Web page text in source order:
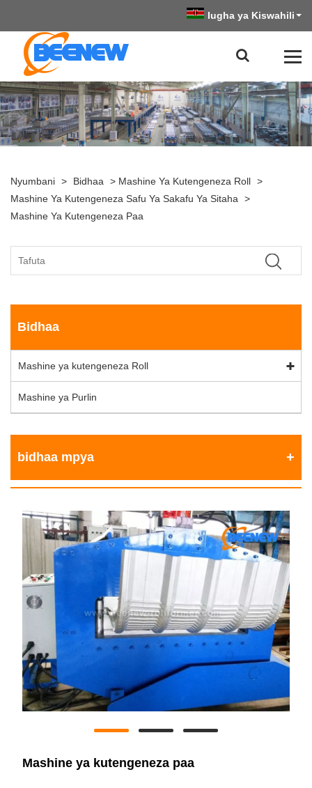
lugha ya Kiswahili
Nyumbani > Bidhaa > Mashine Ya Kutengeneza Roll >
Mashine Ya Kutengeneza Safu Ya Sakafu Ya Sitaha >
Mashine Ya Kutengeneza Paa
Bidhaa
Mashine ya kutengeneza Roll
Mashine ya Purlin
bidhaa mpya
Mashine ya kutengeneza paa